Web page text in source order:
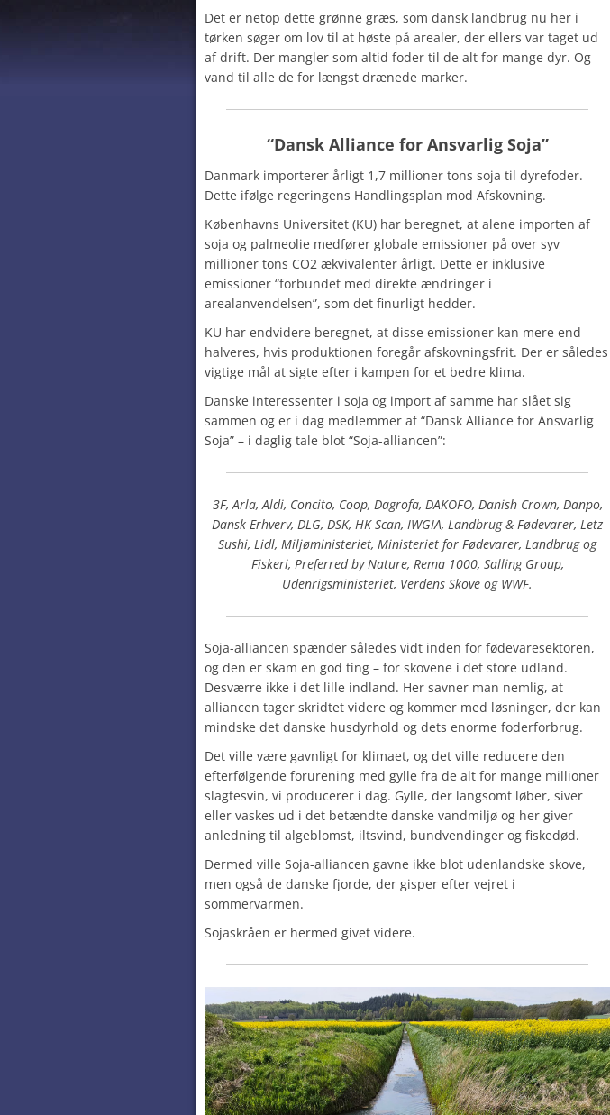
Det er netop dette grønne græs, som dansk landbrug nu her i
tørken søger om lov til at høste på arealer, der ellers var taget ud
af drift. Der mangler som altid foder til de alt for mange dyr. Og
vand til alle de for længst drænede marker.
“Dansk Alliance for Ansvarlig Soja”
Danmark importerer årligt 1,7 millioner tons soja til dyrefoder.
Dette ifølge regeringens Handlingsplan mod Afskovning.
Københavns Universitet (KU) har beregnet, at alene importen af
soja og palmeolie medfører globale emissioner på over syv
millioner tons CO2 ækvivalenter årligt. Dette er inklusive
emissioner “forbundet med direkte ændringer i
arealanvendelsen”, som det finurligt hedder.
KU har endvidere beregnet, at disse emissioner kan mere end
halveres, hvis produktionen foregår afskovningsfrit. Der er således
vigtige mål at sigte efter i kampen for et bedre klima.
Danske interessenter i soja og import af samme har slået sig
sammen og er i dag medlemmer af “Dansk Alliance for Ansvarlig
Soja” – i daglig tale blot “Soja-alliancen”:
3F, Arla, Aldi, Concito, Coop, Dagrofa, DAKOFO, Danish Crown, Danpo,
Dansk Erhverv, DLG, DSK, HK Scan, IWGIA, Landbrug & Fødevarer, Letz
Sushi, Lidl, Miljøministeriet, Ministeriet for Fødevarer, Landbrug og
Fiskeri, Preferred by Nature, Rema 1000, Salling Group,
Udenrigsministeriet, Verdens Skove og WWF.
Soja-alliancen spænder således vidt inden for fødevaresektoren,
og den er skam en god ting – for skovene i det store udland.
Desværre ikke i det lille indland. Her savner man nemlig, at
alliancen tager skridtet videre og kommer med løsninger, der kan
mindske det danske husdyrhold og dets enorme foderforbrug.
Det ville være gavnligt for klimaet, og det ville reducere den
efterfølgende forurening med gylle fra de alt for mange millioner
slagtesvin, vi producerer i dag. Gylle, der langsomt løber, siver
eller vaskes ud i det betændte danske vandmiljø og her giver
anledning til algeblomst, iltsvind, bundvendinger og fiskedød.
Dermed ville Soja-alliancen gavne ikke blot udenlandske skove,
men også de danske fjorde, der gisper efter vejret i
sommervarmen.
Sojaskråen er hermed givet videre.